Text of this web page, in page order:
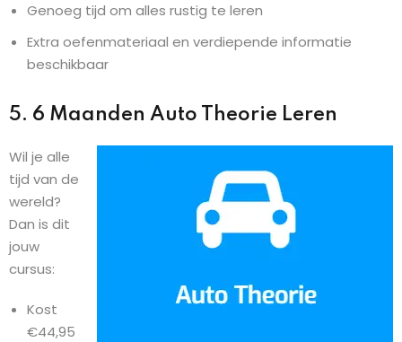
Genoeg tijd om alles rustig te leren
Extra oefenmateriaal en verdiepende informatie
beschikbaar
5. 6 Maanden Auto Theorie Leren
Wil je alle
tijd van de
wereld?
Dan is dit
jouw
cursus:
Kost
€44,95